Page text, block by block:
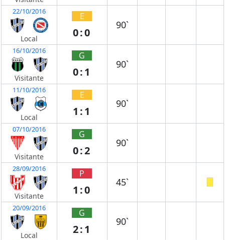
22/10/2016
Local
E
0:0
90`
16/10/2016
Visitante
G
0:1
90`
11/10/2016
Local
E
1:1
90`
07/10/2016
Visitante
G
0:2
90`
28/09/2016
Visitante
P
1:0
45`
20/09/2016
Local
G
2:1
90`